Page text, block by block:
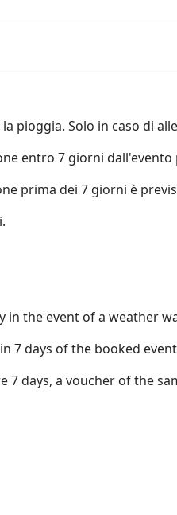
pioggia. Solo in caso di
entro 7 giorni
prima dei 7 giorni è
in the event of a weather
7 days of the booked event
7 days, a voucher of the